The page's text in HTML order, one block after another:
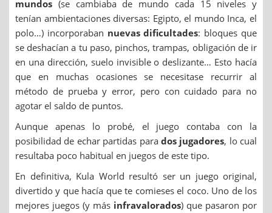
mundos (se cambiaba de mundo cada 15 niveles y
tenían ambientaciones diversas: Egipto, el mundo Inca, el
polo…) incorporaban nuevas dificultades: bloques que
se deshacían a tu paso, pinchos, trampas, obligación de ir
en una dirección, suelo invisible o deslizante… Esto hacía
que en muchas ocasiones se necesitase recurrir al
método de prueba y error, pero con cuidado para no
agotar el saldo de puntos.
Aunque apenas lo probé, el juego contaba con la
posibilidad de echar partidas para dos jugadores, lo cual
resultaba poco habitual en juegos de este tipo.
En definitiva, Kula World resultó ser un juego original,
divertido y que hacía que te comieses el coco. Uno de los
mejores juegos (y más infravalorados) que pasaron por